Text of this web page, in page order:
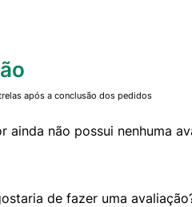
após a conclusão dos pedidos
ainda não possui nenhuma
de fazer uma